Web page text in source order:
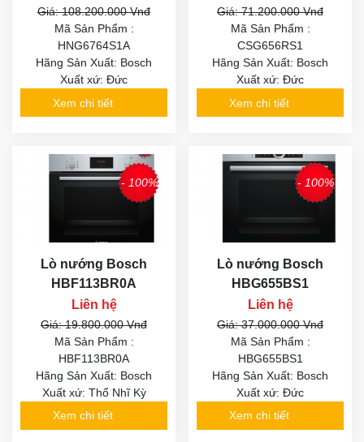
Giá: 108.200.000 Vnđ
Mã Sản Phẩm :
HNG6764S1A
Hãng Sản Xuất: Bosch
Xuất xứ: Đức
Xem chi tiết
Giá: 71.200.000 Vnđ
Mã Sản Phẩm :
CSG656RS1
Hãng Sản Xuất: Bosch
Xuất xứ: Đức
Xem chi tiết
- 100%
Lò nướng Bosch
HBF113BR0A
Liên hệ
Giá: 19.800.000 Vnđ
Mã Sản Phẩm :
HBF113BR0A
Hãng Sản Xuất: Bosch
Xuất xứ: Thổ Nhĩ Kỳ
Xem chi tiết
- 100%
Lò nướng Bosch
HBG655BS1
Liên hệ
Giá: 37.000.000 Vnđ
Mã Sản Phẩm :
HBG655BS1
Hãng Sản Xuất: Bosch
Xuất xứ: Đức
Xem chi tiết